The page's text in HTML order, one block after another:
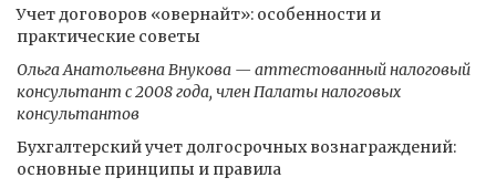
Учет договоров «овернайт»: особенности и
практические советы
Ольга Анатольевна Внукова — аттестованный налоговый
консультант с 2008 года, член Палаты налоговых
консультантов
Бухгалтерский учет долгосрочных вознаграждений:
основные принципы и правила